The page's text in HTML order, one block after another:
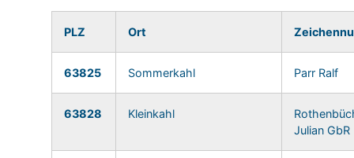
PLZ Ort
63825 Sommerkahl Parr Ralf
63828 Kleinkahl
Julian GbR